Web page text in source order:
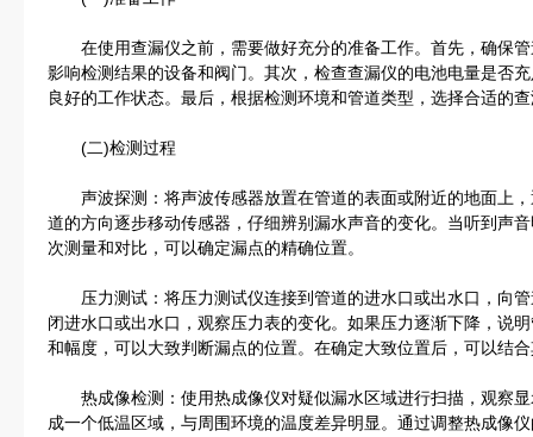
在使用查漏仪之前，需要做好充分的准备工作。首先，确保管
影响检测结果的设备和阀门。其次，检查查漏仪的电池电量是否
良好的工作状态。最后，根据检测环境和管道类型，选择合适的
(二)检测过程
声波探测：将声波传感器放置在管道的表面或附近的地面上，
道的方向逐步移动传感器，仔细辨别漏水声音的变化。当听到声
次测量和对比，可以确定漏点的精确位置。
压力测试：将压力测试仪连接到管道的进水口或出水口，向管
闭进水口或出水口，观察压力表的变化。如果压力逐渐下降，说
和幅度，可以大致判断漏点的位置。在确定大致位置后，可以结
热成像检测：使用热成像仪对疑似漏水区域进行扫描，观察显
成一个低温区域，与周围环境的温度差异明显。通过调整热成像